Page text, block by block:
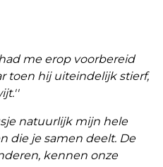
me erop voorbereid
toen hij uiteindelijk stierf,
natuurlijk mijn hele
die je samen deelt. De
kennen onze